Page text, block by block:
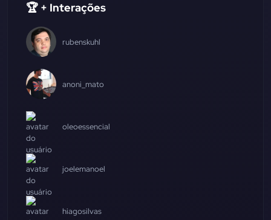
🏆 + Interações
rubenskuhl
anoni_mato
oleoessencial
joelemanoel
hiagosilvas